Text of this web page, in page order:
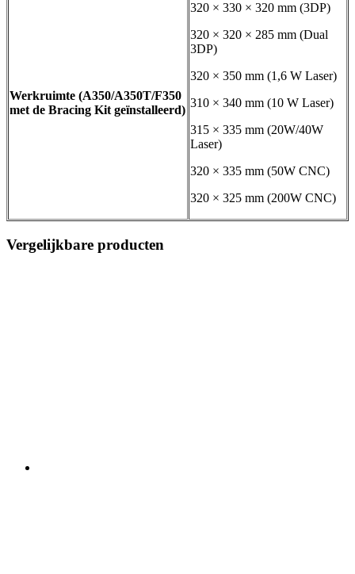
Werkruimte (A350/A350T/F350
met de Bracing Kit geïnstalleerd)
320 × 330 × 320 mm (3DP)
320 × 320 × 285 mm (Dual
3DP)
320 × 350 mm (1,6 W Laser)
310 × 340 mm (10 W Laser)
315 × 335 mm (20W/40W
Laser)
320 × 335 mm (50W CNC)
320 × 325 mm (200W CNC)
Vergelijkbare producten